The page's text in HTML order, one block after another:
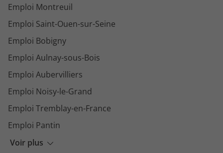
Voir plus
Emploi Montreuil
Emploi Saint-Ouen-sur-Seine
Emploi Bobigny
Emploi Aulnay-sous-Bois
Emploi Aubervilliers
Emploi Noisy-le-Grand
Emploi Tremblay-en-France
Emploi Pantin
Emploi Villepinte